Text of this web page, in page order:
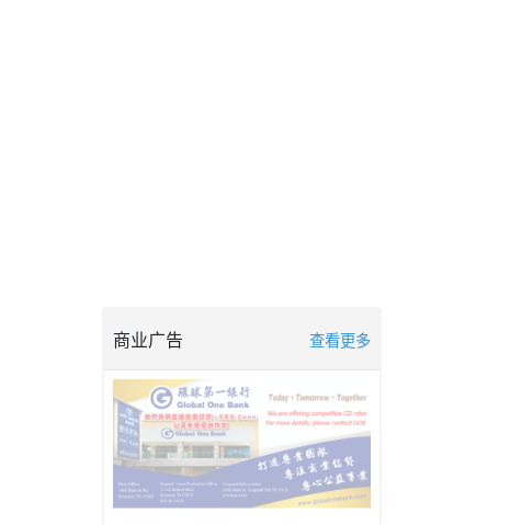
商业广告 查看更多